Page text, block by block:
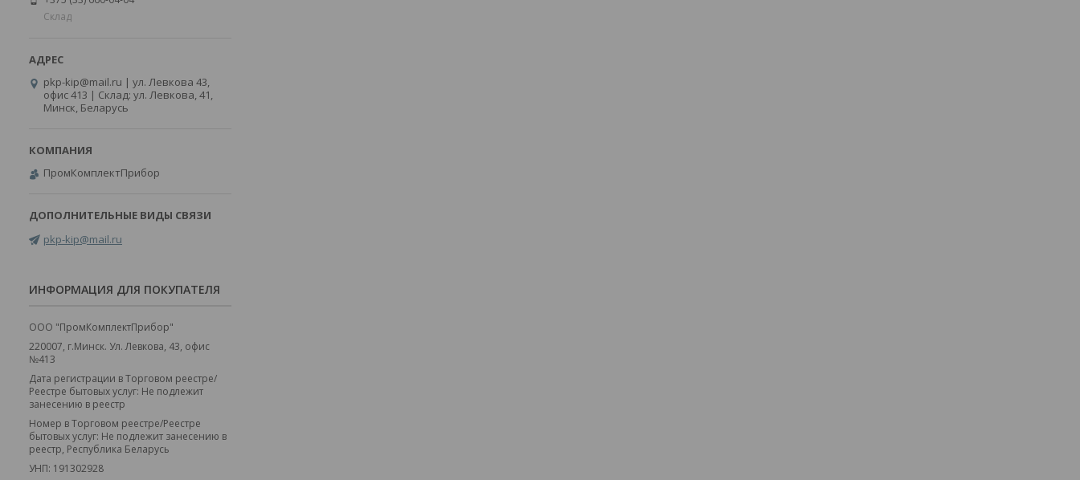
Склад
pkp-kip@mail.ru | ул. Левкова 43,
офис 413 | Склад: ул. Левкова, 41,
Минск, Беларусь
ПромКомплектПрибор
pkp-kip@mail.ru
ИНФОРМАЦИЯ ДЛЯ ПОКУПАТЕЛЯ
ООО "ПромКомплектПрибор"
220007, г.Минск. Ул. Левкова, 43, офис
№413
Дата регистрации в Торговом реестре/
Реестре бытовых услуг: Не подлежит
занесению в реестр
Номер в Торговом реестре/Реестре
бытовых услуг: Не подлежит занесению в
реестр, Республика Беларусь
УНП: 191302928